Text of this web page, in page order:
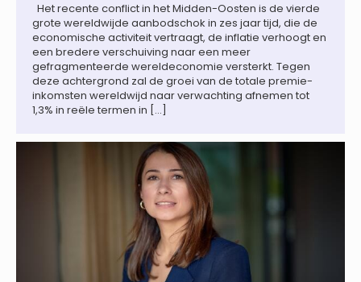
Het recente conflict in het Midden-Oosten is de vierde
grote wereldwijde aanbodschok in zes jaar tijd, die de
economische activiteit vertraagt, de inflatie verhoogt en
een bredere verschuiving naar een meer
gefragmenteerde wereldeconomie versterkt. Tegen
deze achtergrond zal de groei van de totale premie-
inkomsten wereldwijd naar verwachting afnemen tot
1,3% in reële termen in […]